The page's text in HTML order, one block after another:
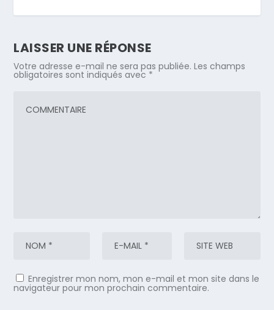
LAISSER UNE RÉPONSE
Votre adresse e-mail ne sera pas publiée. Les champs
obligatoires sont indiqués avec *
Enregistrer mon nom, mon e-mail et mon site dans le
navigateur pour mon prochain commentaire.